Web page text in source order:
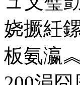
娆撅紝
板氨瀛